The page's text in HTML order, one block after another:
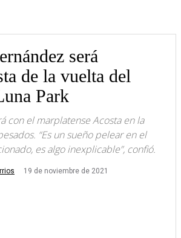
será
de la vuelta del
Park
con el marplatense Acosta en la
“Es un sueño pelear en el
es algo inexplicable”, confió.
19 de noviembre de 2021